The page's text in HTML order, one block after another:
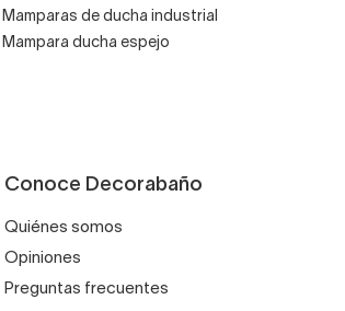
Mamparas de ducha industrial
Mampara ducha espejo
Conoce Decorabaño
Quiénes somos
Opiniones
Preguntas frecuentes